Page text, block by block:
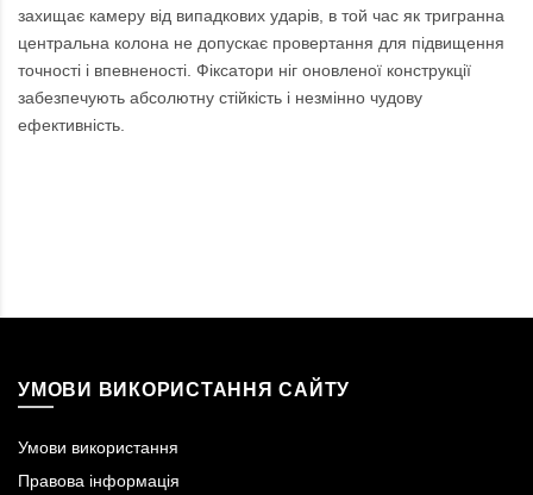
захищає камеру від випадкових ударів, в той час як тригранна
центральна колона не допускає провертання для підвищення
точності і впевненості. Фіксатори ніг оновленої конструкції
забезпечують абсолютну стійкість і незмінно чудову
ефективність.
УМОВИ ВИКОРИСТАННЯ САЙТУ
Умови використання
Правова інформація